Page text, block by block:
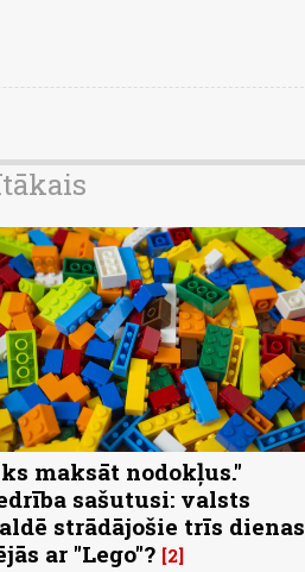
maksāt nodokļus."
sašutusi: valsts
strādājošie trīs dienas
ar "Lego"? 2